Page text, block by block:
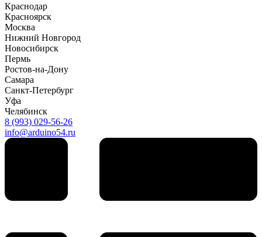
Краснодар
Красноярск
Москва
Нижний Новгород
Новосибирск
Пермь
Ростов-на-Дону
Самара
Санкт-Петербург
Уфа
Челябинск
8 (993) 029-56-26
info@arduino54.ru